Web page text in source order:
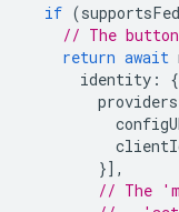
if (
// The
return await
identity :
{
providers
}],
// The